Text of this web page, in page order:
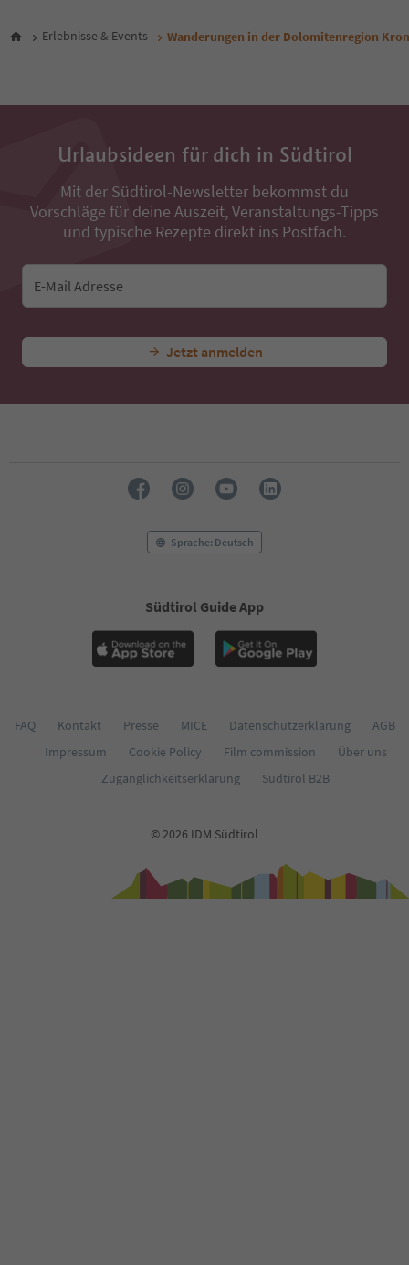
Erlebnisse & Events Wanderungen in der Dolomitenregion
Urlaubsideen für dich in Südtirol
Mit der Südtirol-Newsletter bekommst du
Vorschläge für deine Auszeit, Veranstaltungs-Tipps
und typische Rezepte direkt ins Postfach.
E-Mail Adresse
Jetzt anmelden
Sprache: Deutsch
Südtirol Guide App
FAQ Kontakt Presse MICE Datenschutzerklärung
AGB
Impressum
Cookie Policy Film commission
Über uns
Zugänglichkeitserklärung
Südtirol B2B
© 2026 IDM Südtirol